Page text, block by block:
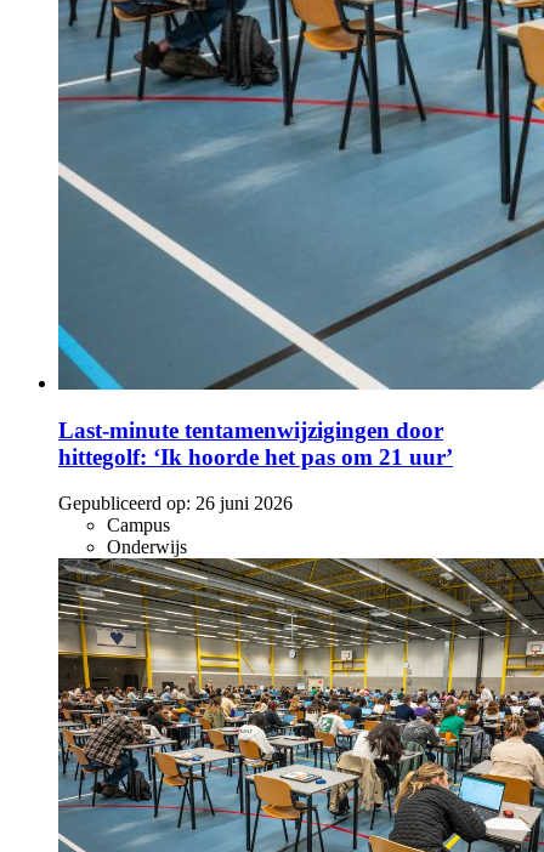
Last-minute tentamenwijzigingen door
hittegolf: ‘Ik hoorde het pas om 21 uur’
Gepubliceerd op: 26 juni 2026
Campus
Onderwijs